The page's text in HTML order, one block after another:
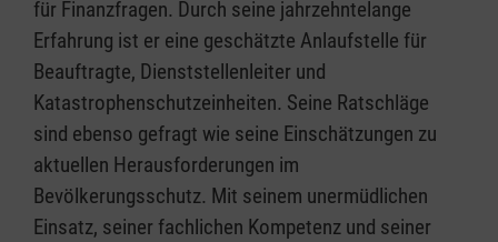
für Finanzfragen. Durch seine jahrzehntelange
Erfahrung ist er eine geschätzte Anlaufstelle für
Beauftragte, Dienststellenleiter und
Katastrophenschutzeinheiten. Seine Ratschläge
sind ebenso gefragt wie seine Einschätzungen zu
aktuellen Herausforderungen im
Bevölkerungsschutz. Mit seinem unermüdlichen
Einsatz, seiner fachlichen Kompetenz und seiner